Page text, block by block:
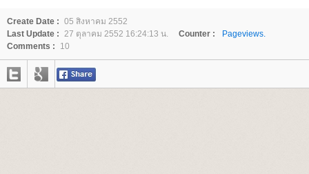
Create Date : 05 สิงหาคม 2552
Last Update : 27 ตุลาคม 2552 16:24:13 น. Counter :
Pageviews.
Comments :
10